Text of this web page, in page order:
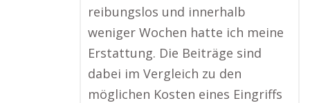
reibungslos und innerhalb
weniger Wochen hatte ich meine
Erstattung. Die Beiträge sind
dabei im Vergleich zu den
möglichen Kosten eines Eingriffs